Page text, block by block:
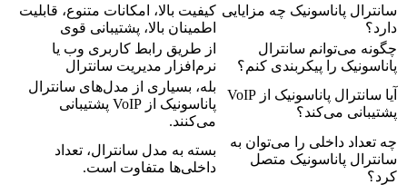
سانترال پاناسونیک چه مزایایی
دارد؟
کیفیت بالا، امکانات متنوع، قابلیت
اطمینان بالا، پشتیبانی قوی
چگونه می‌توانم سانترال
پاناسونیک را پیکربندی کنم؟
از طریق رابط کاربری وب یا
نرم‌افزار مدیریت سانترال
آیا سانترال پاناسونیک از VoIP
پشتیبانی می‌کند؟
بله، بسیاری از مدل‌های سانترال
پاناسونیک از VoIP پشتیبانی
می‌کنند.
چه تعداد داخلی را می‌توان به
سانترال پاناسونیک متصل
کرد؟
بسته به مدل سانترال، تعداد
داخلی‌ها متفاوت است.